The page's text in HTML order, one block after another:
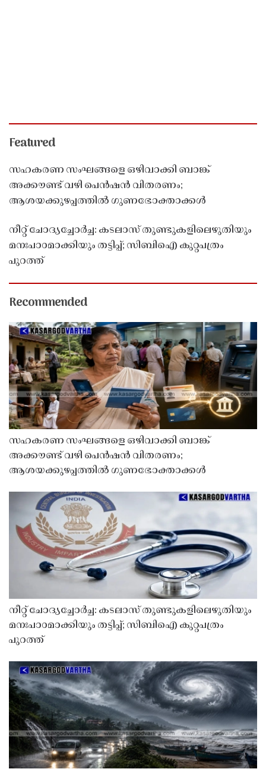
Featured
സഹകരണ സംഘങ്ങളെ ഒഴിവാക്കി ബാങ്ക്
അക്കൗണ്ട് വഴി പെൻഷൻ വിതരണം;
ആശയക്കുഴപ്പത്തിൽ ഗുണഭോക്താക്കൾ
നീറ്റ് ചോദ്യച്ചോർച്ച: കടലാസ് തുണ്ടുകളിലെഴുതിയും
മനഃപാഠമാക്കിയും തട്ടിപ്പ്; സിബിഐ കുറ്റപത്രം
പുറത്ത്
Recommended
സഹകരണ സംഘങ്ങളെ ഒഴിവാക്കി ബാങ്ക്
അക്കൗണ്ട് വഴി പെൻഷൻ വിതരണം;
ആശയക്കുഴപ്പത്തിൽ ഗുണഭോക്താക്കൾ
നീറ്റ് ചോദ്യച്ചോർച്ച: കടലാസ് തുണ്ടുകളിലെഴുതിയും
മനഃപാഠമാക്കിയും തട്ടിപ്പ്; സിബിഐ കുറ്റപത്രം
പുറത്ത്